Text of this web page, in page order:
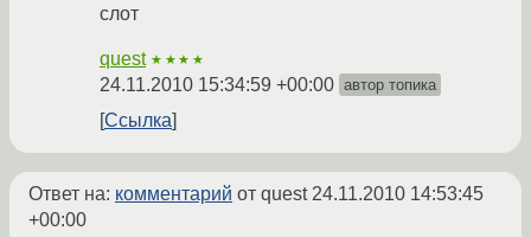
слот
quest ★★★★
24.11.2010 15:34:59 +00:00 автор топика
Ссылка
Ответ на: комментарий от quest 24.11.2010 14:53:45
+00:00